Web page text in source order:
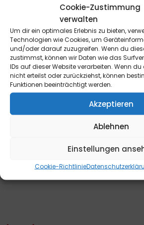
Cookie-Zustimmung
verwalten
Um dir ein optimales Erlebnis zu bieten,
Technologien wie Cookies, um
und/oder darauf zuzugreifen. Wenn du
zustimmst, können wir Daten wie das
IDs auf dieser Website verarbeiten. Wenn
nicht erteilst oder zurückziehst, können
Funktionen beeinträchtigt werden.
Akzeptieren
Ablehnen
Einstellungen
Cookie-Richtlinie
Widerrufsrecht für Endverbraucher:
innerhalb von 14 Tagen ohne Angabe
telefonisch oder schriftlich (z.B. E-
durch Rücksendung der Ware
Frist beginnt frühestens mit Erhalt
Wahrung der Widerrufsfrist genügt
telefonische oder schriftliche
Absendung der Ware an die B&L
mbH & Co. KG., Max-Volmer-Straße
Tel.: 02103/204-0, E-Mail: